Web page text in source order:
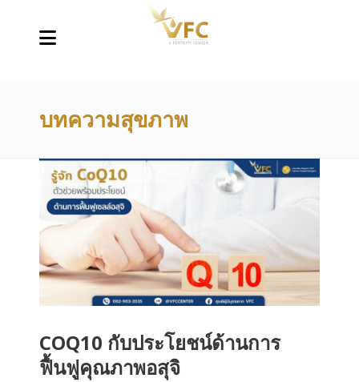
บทความสุขภาพ
COQ10 กับประโยชน์ด้านการ
ฟื้นฟูคุณภาพอสุจิ